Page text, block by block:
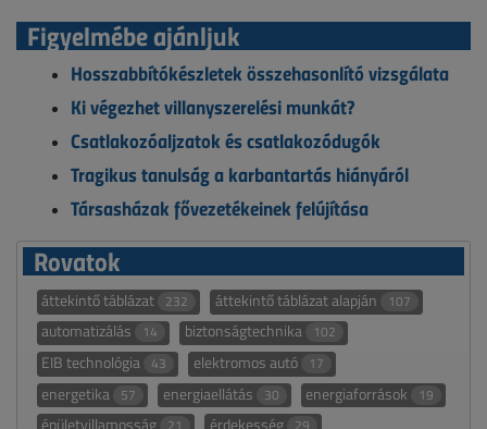
Figyelmébe ajánljuk
Hosszabbítókészletek összehasonlító vizsgálata
Ki végezhet villanyszerelési munkát?
Csatlakozóaljzatok és csatlakozódugók
Tragikus tanulság a karbantartás hiányáról
Társasházak fővezetékeinek felújítása
Rovatok
áttekintő táblázat 232 áttekintő táblázat alapján 107
automatizálás 14 biztonságtechnika 102
EIB technológia 43 elektromos autó 17
energetika 57 energiaellátás 30 energiaforrások 19
épületvillamosság érdekesség